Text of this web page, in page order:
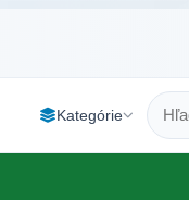
Kategórie